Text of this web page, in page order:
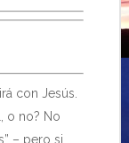
con Jesús.
o no? No
– pero si